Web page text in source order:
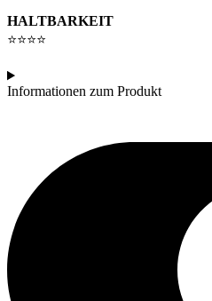
HALTBARKEIT
⭐⭐⭐⭐
Informationen zum Produkt